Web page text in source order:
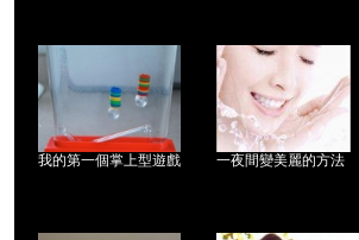
我的第一個掌上型遊戲 一夜間變美麗的方法